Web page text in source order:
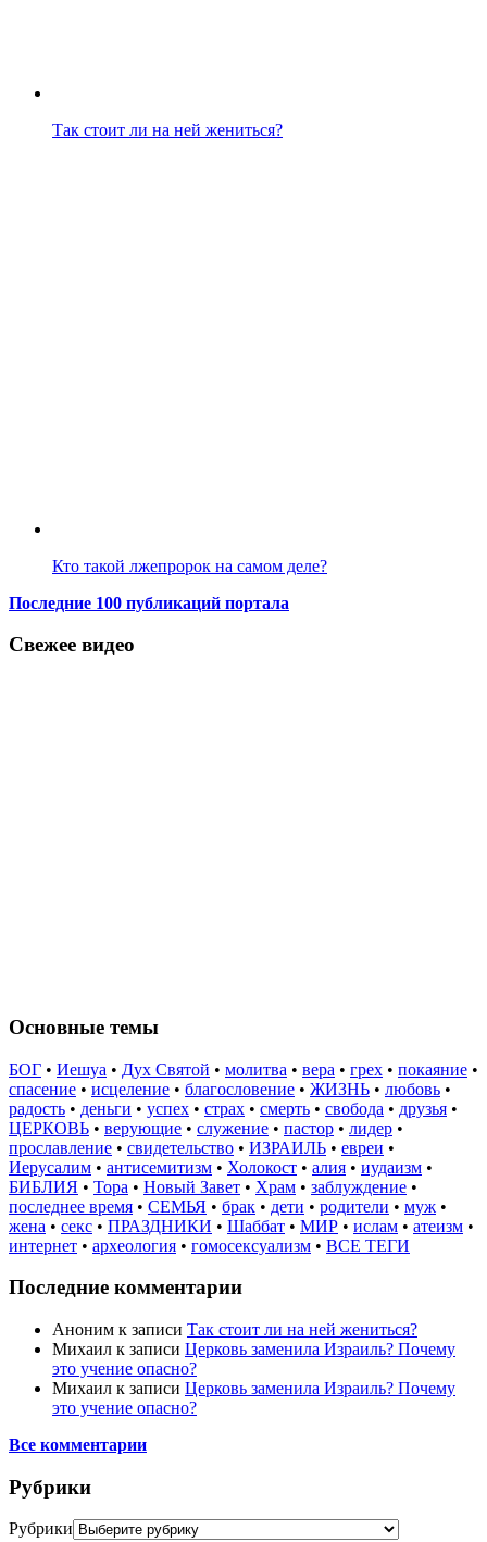
Так стоит ли на ней жениться?
Кто такой лжепророк на самом деле?
Последние 100 публикаций портала
Свежее видео
Основные темы
БОГ • Иешуа • Дух Святой • молитва • вера • грех • покаяние •
спасение • исцеление • благословение • ЖИЗНЬ • любовь •
радость • деньги • успех • страх • смерть • свобода • друзья •
ЦЕРКОВЬ • верующие • служение • пастор • лидер •
прославление • свидетельство • ИЗРАИЛЬ • евреи •
Иерусалим • антисемитизм • Холокост • алия • иудаизм •
БИБЛИЯ • Тора • Новый Завет • Храм • заблуждение •
последнее время • СЕМЬЯ • брак • дети • родители • муж •
жена • секс • ПРАЗДНИКИ • Шаббат • МИР • ислам • атеизм •
интернет • археология • гомосексуализм • ВСЕ ТЕГИ
Последние комментарии
Аноним к записи Так стоит ли на ней жениться?
Михаил к записи Церковь заменила Израиль? Почему
это учение опасно?
Михаил к записи Церковь заменила Израиль? Почему
это учение опасно?
Все комментарии
Рубрики
Рубрики